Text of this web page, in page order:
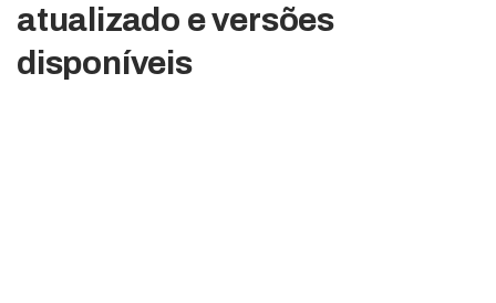
atualizado e versões
disponíveis